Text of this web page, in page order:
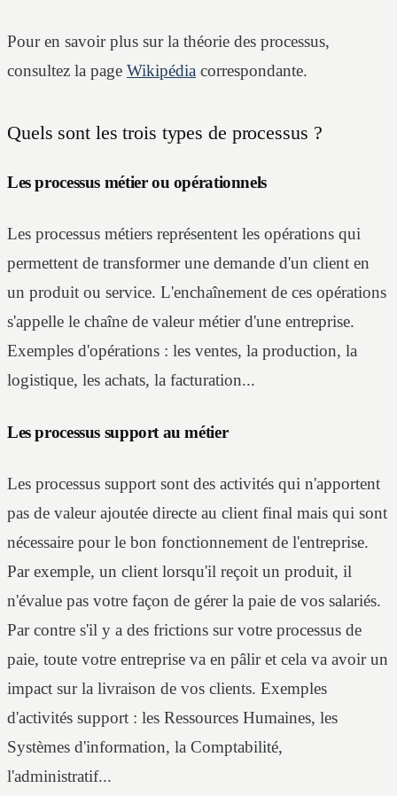
Pour en savoir plus sur la théorie des processus,
consultez la page Wikipédia correspondante.
Quels sont les trois types de processus ?
Les processus métier ou opérationnels
Les processus métiers représentent les opérations qui
permettent de transformer une demande d'un client en
un produit ou service. L'enchaînement de ces opérations
s'appelle le chaîne de valeur métier d'une entreprise.
Exemples d'opérations : les ventes, la production, la
logistique, les achats, la facturation...
Les processus support au métier
Les processus support sont des activités qui n'apportent
pas de valeur ajoutée directe au client final mais qui sont
nécessaire pour le bon fonctionnement de l'entreprise.
Par exemple, un client lorsqu'il reçoit un produit, il
n'évalue pas votre façon de gérer la paie de vos salariés.
Par contre s'il y a des frictions sur votre processus de
paie, toute votre entreprise va en pâlir et cela va avoir un
impact sur la livraison de vos clients. Exemples
d'activités support : les Ressources Humaines, les
Systèmes d'information, la Comptabilité,
l'administratif...